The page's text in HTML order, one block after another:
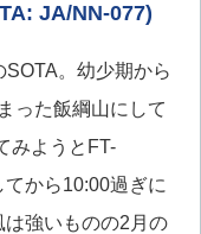
JA/NN-077)
。幼少期から
った飯綱山にして
みようとFT-
から10:00過ぎに
強いものの2月の